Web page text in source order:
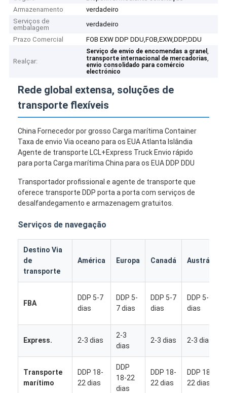
Armazenamento
verdadeiro
Serviços de
embalagem
verdadeiro
Prazo Comercial
FOB EXW DDP DDU,FOB,EXW,DDP,DDU
Realçar:
Serviço de envio de encomendas a granel,
transporte internacional de mercadorias,
envio consolidado para comércio
electrónico
Rede global extensa, soluções de
transporte flexíveis
China Fornecedor por grosso Carga marítima Container
Taxa de envio Via oceano para os EUA Atlanta Islândia
Agente de transporte LCL+Express Truck Envio rápido
para porta Carga marítima China para os EUA DDP DDU
Transportador profissional e agente de transporte que
oferece transporte DDP porta a porta com serviços de
desalfandegamento e armazenagem gratuitos.
Serviços de navegação
Destino Via
de
transporte
América Europa Canadá Austrália
FBA
DDP 5-7
dias
DDP 5-
7 dias
DDP 5-7
dias
DDP 5-7
dias
Express. 2-3 dias
2-3
dias
2-3 dias 2-3 dias
Transporte
marítimo
DDP 18-
22 dias
DDP
18-22
dias
DDP 18-
22 dias
DDP 18-
22 dias